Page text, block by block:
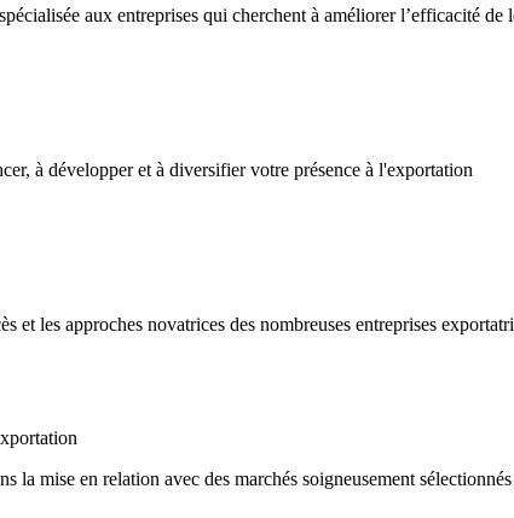
aux entreprises qui cherchent à améliorer l’efficacité
à développer et à diversifier votre présence à l'exportation
et les approches novatrices des nombreuses entreprises
la mise en relation avec des marchés soigneusement